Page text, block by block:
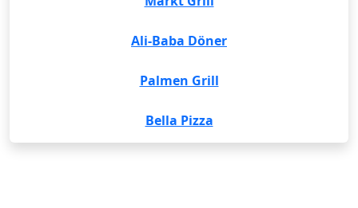
Ali-Baba Döner
Palmen Grill
Bella Pizza